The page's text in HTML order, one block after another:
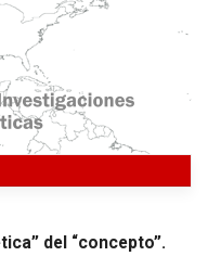
del “concepto”.